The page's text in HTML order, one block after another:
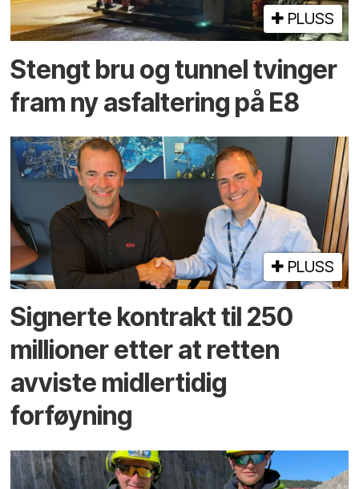
PLUSS
Stengt bru og tunnel tvinger
fram ny asfaltering på E8
PLUSS
Signerte kontrakt til 250
millioner etter at retten
avviste midlertidig
forføyning